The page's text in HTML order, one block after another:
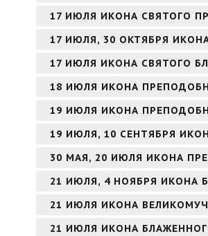
17 ИЮЛЯ ИКОНА СВЯТОГО
17 ИЮЛЯ, 30 ОКТЯБРЯ
17 ИЮЛЯ ИКОНА СВЯТОГО
18 ИЮЛЯ ИКОНА
19 ИЮЛЯ ИКОНА
19 ИЮЛЯ, 10 СЕНТЯБРЯ
30 МАЯ, 20 ИЮЛЯ ИКОНА
21 ИЮЛЯ, 4 НОЯБРЯ ИКОНА
21 ИЮЛЯ ИКОНА
21 ИЮЛЯ ИКОНА